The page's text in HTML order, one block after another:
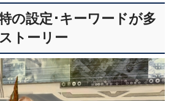
の設定･キーワードが多
トーリー